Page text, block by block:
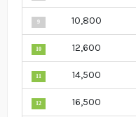
9 10,800
10 12,600
11 14,500
12 16,500